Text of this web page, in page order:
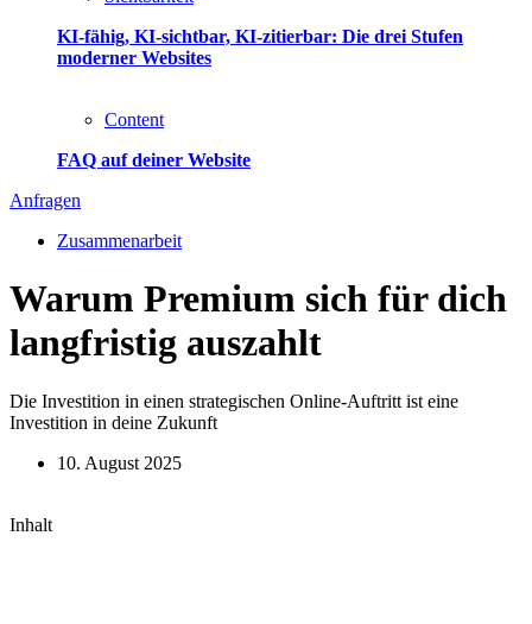
KI-fähig, KI-sichtbar, KI-zitierbar: Die drei Stufen
moderner Websites
Content
FAQ auf deiner Website
Anfragen
Zusammenarbeit
Warum Premium sich für dich
langfristig auszahlt
Die Investition in einen strategischen Online-Auftritt ist eine
Investition in deine Zukunft
10. August 2025
Inhalt